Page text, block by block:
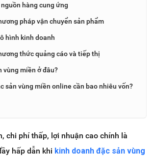
hàng cung ứng
pháp vận chuyển sản phẩm
hình kinh doanh
thức quảng cáo và tiếp thị
vùng miền ở đâu?
sản vùng miền online cần bao nhiêu vốn?
chi phí thấp, lợi nhuận cao chính là
hấp dẫn khi kinh doanh đặc sản vùng